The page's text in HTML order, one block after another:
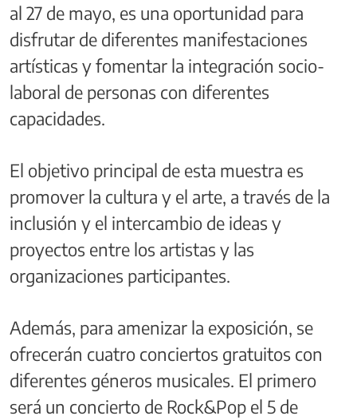
al 27 de mayo, es una oportunidad para
disfrutar de diferentes manifestaciones
artísticas y fomentar la integración socio-
laboral de personas con diferentes
capacidades.
El objetivo principal de esta muestra es
promover la cultura y el arte, a través de la
inclusión y el intercambio de ideas y
proyectos entre los artistas y las
organizaciones participantes.
Además, para amenizar la exposición, se
ofrecerán cuatro conciertos gratuitos con
diferentes géneros musicales. El primero
será un concierto de Rock&Pop el 5 de